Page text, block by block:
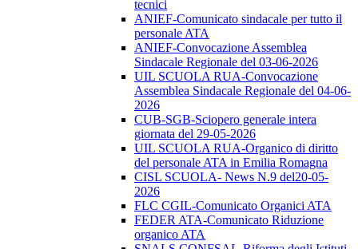
tecnici
ANIEF-Comunicato sindacale per tutto il
personale ATA
ANIEF-Convocazione Assemblea
Sindacale Regionale del 03-06-2026
UIL SCUOLA RUA-Convocazione
Assemblea Sindacale Regionale del 04-06-
2026
CUB-SGB-Sciopero generale intera
giornata del 29-05-2026
UIL SCUOLA RUA-Organico di diritto
del personale ATA in Emilia Romagna
CISL SCUOLA- News N.9 del20-05-
2026
FLC CGIL-Comunicato Organici ATA
FEDER ATA-Comunicato Riduzione
organico ATA